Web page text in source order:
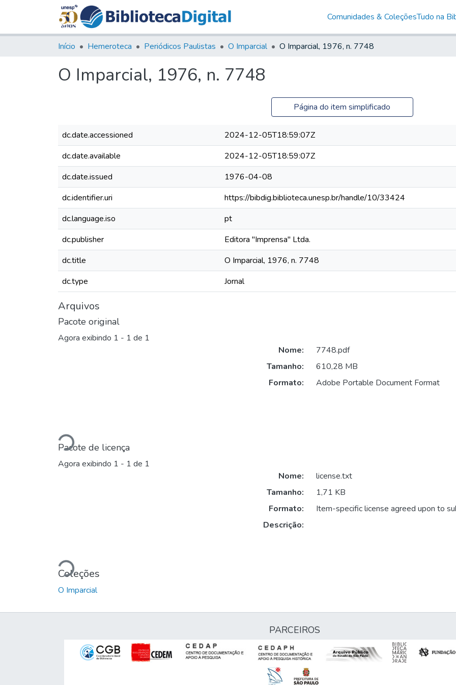
Comunidades & ColeçõesTudo na
Início Hemeroteca Periódicos Paulistas O Imparcial O Imparcial, 1976, n. 7748
O Imparcial, 1976, n. 7748
Página do item simplificado
dc.date.accessioned
2024-12-05T18:59:07Z
dc.date.available
2024-12-05T18:59:07Z
dc.date.issued
1976-04-08
dc.identifier.uri
https://bibdig.biblioteca.unesp.br/handle/10/33424
dc.language.iso
pt
dc.publisher
Editora "Imprensa" Ltda.
dc.title
O Imparcial, 1976, n. 7748
dc.type
Jornal
Arquivos
Pacote original
Agora exibindo 1 - 1 de 1
Carregando...
Nome:
7748.pdf
Tamanho:
610,28 MB
Formato:
Adobe Portable Document Format
Pacote de licença
Agora exibindo 1 - 1 de 1
Carregando...
Nome:
license.txt
Tamanho:
1,71 KB
Formato:
Item-specific license agreed upon to
Descrição:
Coleções
O Imparcial
PARCEIROS